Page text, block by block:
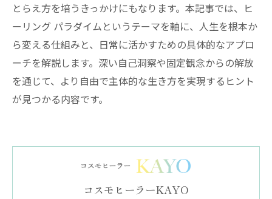
とらえ方を培うきっかけにもなります。本記事では、ヒ
ーリング パラダイムというテーマを軸に、人生を根本か
ら変える仕組みと、日常に活かすための具体的なアプロ
ーチを解説します。深い自己洞察や固定観念からの解放
を通じて、より自由で主体的な生き方を実現するヒント
が見つかる内容です。
コスモヒーラーKAYO